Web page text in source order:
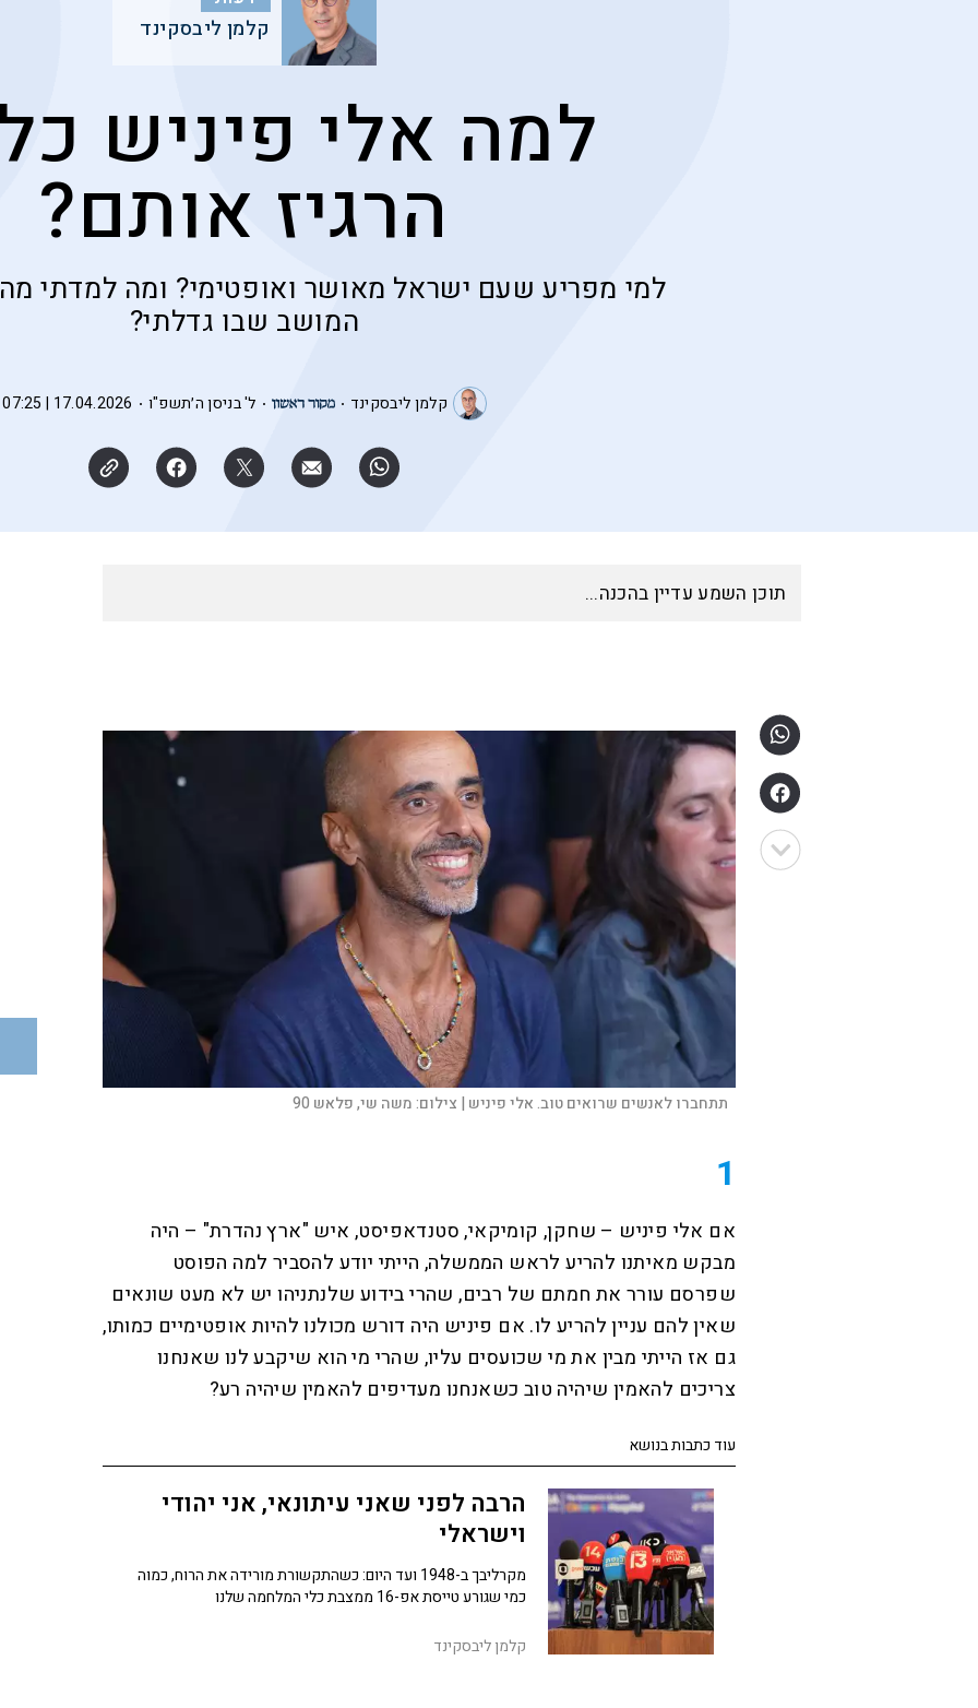
קלמן ליבסקינד
למה אלי פיניש
הרגיז אותם?
למי מפריע שעם ישראל מאושר ואופטימי? ומה למדתי
המושב שבו גדלתי?
קלמן ליבסקינד ל' בניסן ה׳תשפ"ו 17.04.2026 | 07:25
תתחברו לאנשים שרואים טוב. אלי פיניש | צילום:משה שי, פלאש 90
1
אם אלי פיניש – שחקן, קומיקאי, סטנדאפיסט, איש "ארץ נהדרת" – היה
מבקש מאיתנו להריע לראש הממשלה, הייתי יודע להסביר למה הפוסט
שפרסם עורר את חמתם של רבים, שהרי בידוע שלנתניהו יש לא מעט שונאים
שאין להם עניין להריע לו. אם פיניש היה דורש מכולנו להיות אופטימיים כמותו,
גם אז הייתי מבין את מי שכועסים עליו, שהרי מי הוא שיקבע לנו שאנחנו
צריכים להאמין שיהיה טוב כשאנחנו מעדיפים להאמין שיהיה רע?
עוד כתבות בנושא
הרבה לפני שאני עיתונאי, אני יהודי
וישראלי
מקרליבך ב-1948 ועד היום: כשהתקשורת מורידה את הרוח, כמוה
כמי שגורע טייסת אפ-16 ממצבת כלי המלחמה שלנו
קלמן ליבסקינד